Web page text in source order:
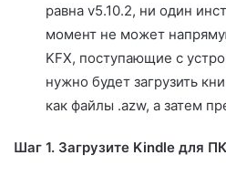
равна v5.10.2, ни один
момент не может
KFX, поступающие с
нужно будет загрузить
как файлы .azw, а затем
Шаг 1. Загрузите Kindle для